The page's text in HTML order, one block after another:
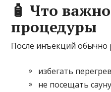
🧴 Что
процедуры
После инъекций обычно
избегать
не посещать